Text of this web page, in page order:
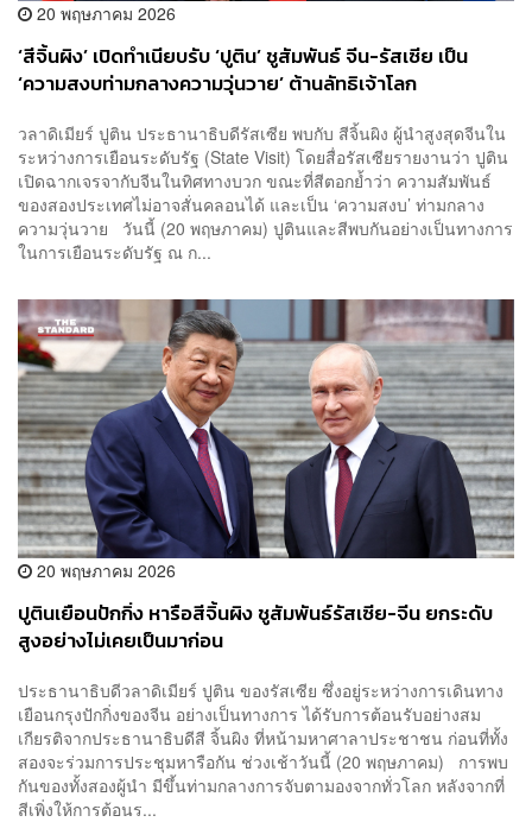
20 พฤษภาคม 2026
‘สีจิ้นผิง’ เปิดทำเนียบรับ ‘ปูติน’ ชูสัมพันธ์ จีน-รัสเซีย เป็น
‘ความสงบท่ามกลางความวุ่นวาย’ ต้านลัทธิเจ้าโลก
วลาดิเมียร์ ปูติน ประธานาธิบดีรัสเซีย พบกับ สีจิ้นผิง ผู้นำสูงสุดจีนใน
ระหว่างการเยือนระดับรัฐ (State Visit) โดยสื่อรัสเซียรายงานว่า ปูติน
เปิดฉากเจรจากับจีนในทิศทางบวก ขณะที่สีตอกย้ำว่า ความสัมพันธ์
ของสองประเทศไม่อาจสั่นคลอนได้ และเป็น ‘ความสงบ’ ท่ามกลาง
ความวุ่นวาย วันนี้ (20 พฤษภาคม) ปูตินและสีพบกันอย่างเป็นทางการ
ในการเยือนระดับรัฐ ณ ก...
20 พฤษภาคม 2026
ปูตินเยือนปักกิ่ง หารือสีจิ้นผิง ชูสัมพันธ์รัสเซีย-จีน ยกระดับ
สูงอย่างไม่เคยเป็นมาก่อน
ประธานาธิบดีวลาดิเมียร์ ปูติน ของรัสเซีย ซึ่งอยู่ระหว่างการเดินทาง
เยือนกรุงปักกิ่งของจีน อย่างเป็นทางการ ได้รับการต้อนรับอย่างสม
เกียรติจากประธานาธิบดีสี จิ้นผิง ที่หน้ามหาศาลาประชาชน ก่อนที่ทั้ง
สองจะร่วมการประชุมหารือกัน ช่วงเช้าวันนี้ (20 พฤษภาคม) การพบ
กันของทั้งสองผู้นำ มีขึ้นท่ามกลางการจับตามองจากทั่วโลก หลังจากที่
สีเพิ่งให้การต้อนร...